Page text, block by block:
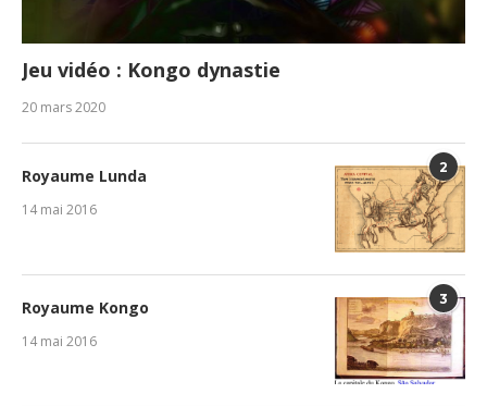
Jeu vidéo : Kongo dynastie
20 mars 2020
2
Royaume Lunda
14 mai 2016
3
Royaume Kongo
14 mai 2016